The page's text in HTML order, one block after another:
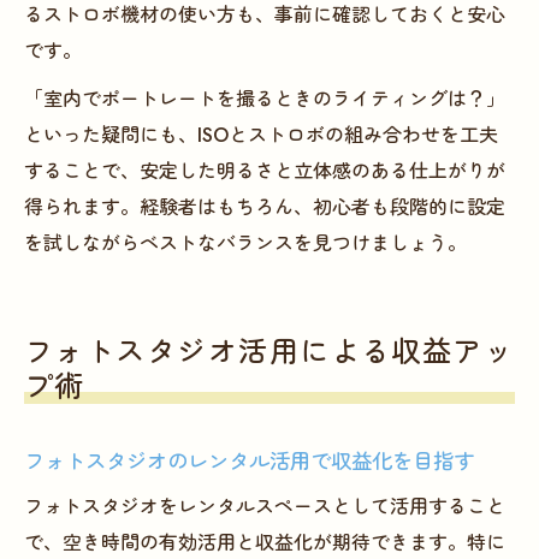
るストロボ機材の使い方も、事前に確認しておくと安心
です。
「室内でポートレートを撮るときのライティングは？」
といった疑問にも、ISOとストロボの組み合わせを工夫
することで、安定した明るさと立体感のある仕上がりが
得られます。経験者はもちろん、初心者も段階的に設定
を試しながらベストなバランスを見つけましょう。
フォトスタジオ活用による収益アッ
プ術
フォトスタジオのレンタル活用で収益化を目指す
フォトスタジオをレンタルスペースとして活用すること
で、空き時間の有効活用と収益化が期待できます。特に